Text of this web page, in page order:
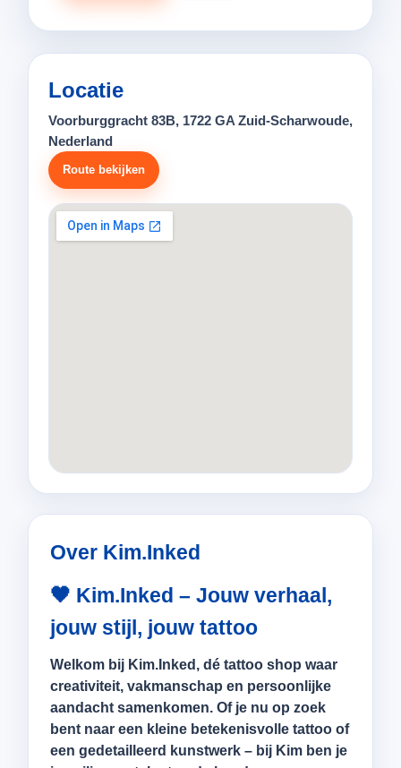
Locatie
Voorburggracht 83B, 1722 GA Zuid-Scharwoude,
Nederland
Route bekijken
Over Kim.Inked
🖤 Kim.Inked – Jouw verhaal,
jouw stijl, jouw tattoo
Welkom bij Kim.Inked , dé tattoo shop waar
creativiteit, vakmanschap en persoonlijke
aandacht samenkomen. Of je nu op zoek
bent naar een kleine betekenisvolle tattoo of
een gedetailleerd kunstwerk – bij Kim ben je